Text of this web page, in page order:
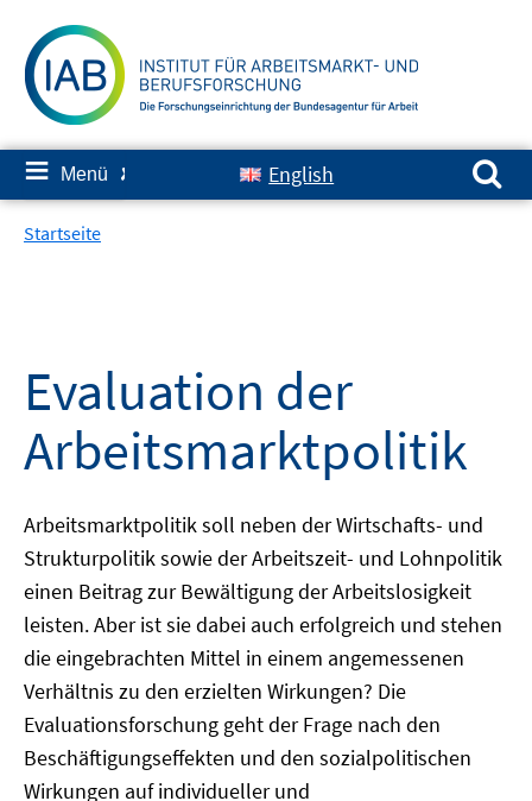
zum
Inhalt
≡ Menü ✘ English
Suchen nach:
Startseite
Evaluation der
Arbeitsmarktpolitik
Arbeitsmarktpolitik soll neben der Wirtschafts- und
Strukturpolitik sowie der Arbeitszeit- und Lohnpolitik
einen Beitrag zur Bewältigung der Arbeitslosigkeit
leisten. Aber ist sie dabei auch erfolgreich und stehen
die eingebrachten Mittel in einem angemessenen
Verhältnis zu den erzielten Wirkungen? Die
Evaluationsforschung geht der Frage nach den
Beschäftigungseffekten und den sozialpolitischen
Wirkungen auf individueller und